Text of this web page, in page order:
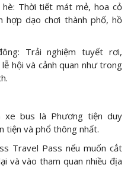
hè: Thời tiết mát mẻ, hoa cỏ
hợp dạo chơi thành phố, hồ
Trải nghiệm tuyết rơi,
hội và cảnh quan như trong
xe bus là Phương tiện duy
tiện và phổ thông nhất.
Travel Pass nếu muốn cắt
và vào tham quan nhiều địa